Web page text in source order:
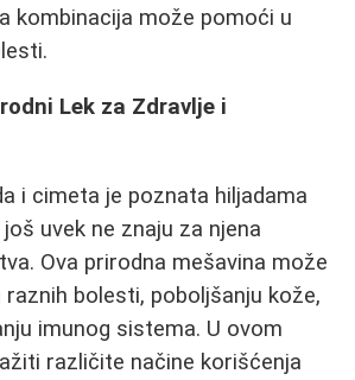
kombinacija može pomoći u
Lek za Zdravlje i
i cimeta je poznata hiljadama
uvek ne znaju za njena
Ova prirodna mešavina može
bolesti, poboljšanju kože,
imunog sistema. U ovom
različite načine korišćenja